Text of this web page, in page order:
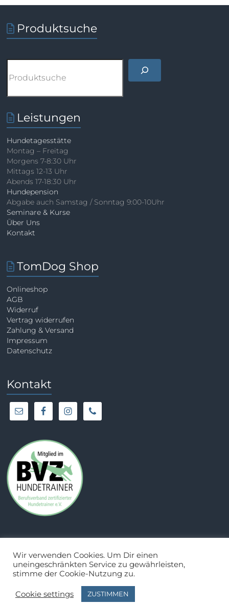
Produktsuche
Leistungen
Hundetagesstätte
Montag – Freitag
Morgens 7-8:30 Uhr
Mittags 12-13 Uhr
Abends 17-18:30 Uhr
Hundepension
Abgabe auch Samstag / Sonntag 9:00-10Uhr
Seminare & Kurse
Über Uns
Kontakt
TomDog Shop
Onlineshop
AGB
Widerruf
Vertrag widerrufen
Zahlung & Versand
Impressum
Datenschutz
Kontakt
Copyright © TomDog
Wir verwenden Cookies. Um Dir einen
uneingeschränkten Service zu gewährleisten,
stimme der Cookie-Nutzung zu.
Cookie settings ZUSTIMMEN